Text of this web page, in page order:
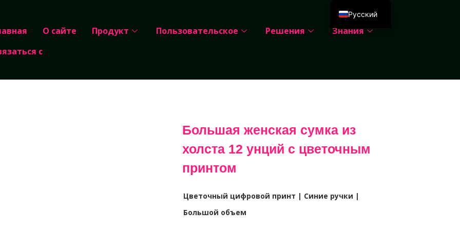
О сайте Продукт Пользовательское Решения
Знания
с
Большая женская сумка из
холста 12 унций с цветочным
принтом
Цветочный цифровой принт | Синие ручки |
Большой объем
Русский
English
Português
Italiano
日本語